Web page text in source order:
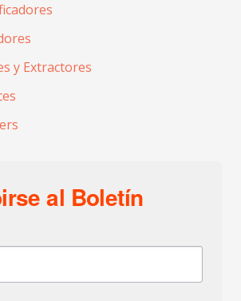
y Extractores
al Boletín